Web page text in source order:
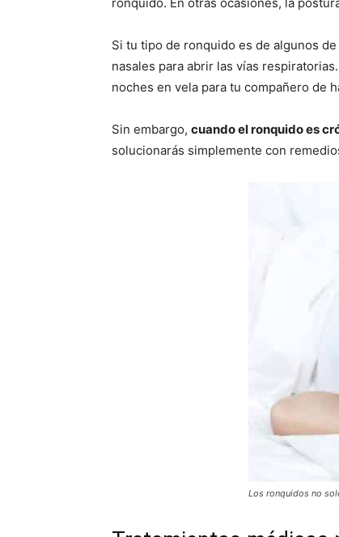
Si tu tipo de ronquido es de algunos
nasales para abrir las vías
noches en vela para tu compañero de
Sin embargo, cuando el ronquido es
solucionarás simplemente con
Los ronquidos no